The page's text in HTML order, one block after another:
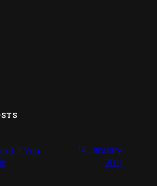
If You
14 January
2011